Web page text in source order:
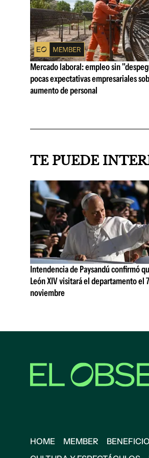
Mercado laboral: empleo sin
pocas expectativas empresariales
aumento de personal
TE PUEDE
Intendencia de Paysandú confirmó
León XIV visitará el departamento el
noviembre
HOME MEMBER